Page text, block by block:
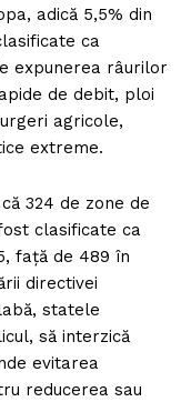
adică 5,5% din
ca
expunerea râurilor
de debit, ploi
agricole,
extreme.
324 de zone de
clasificate ca
față de 489 în
directivei
statele
să interzică
evitarea
reducerea sau